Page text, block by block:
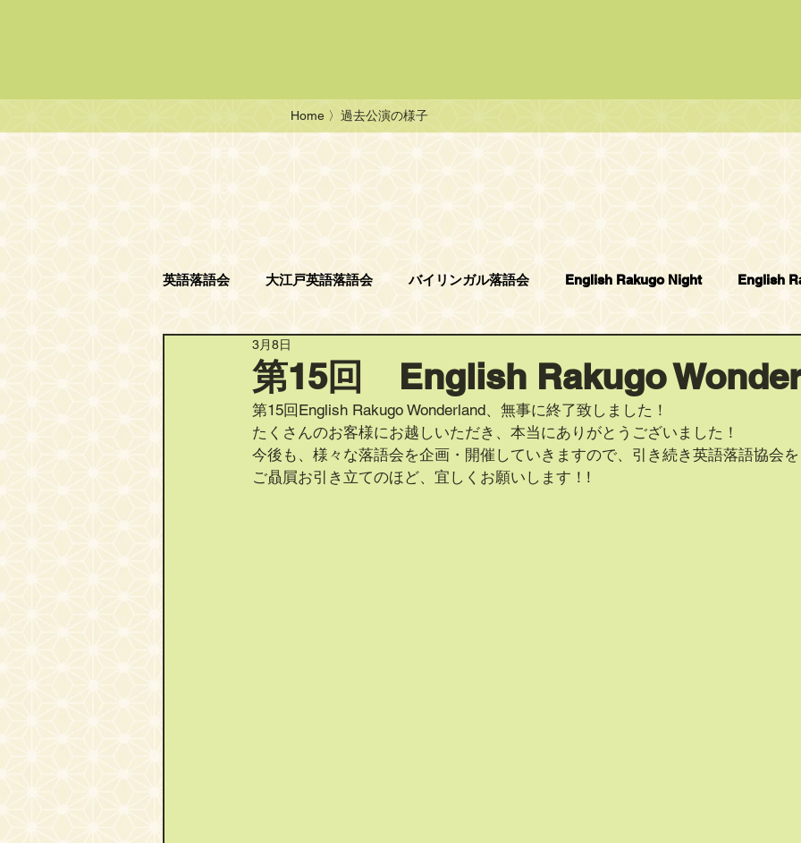
Home 〉過去公演の様子
英語落語会 大江戸英語落語会 バイリンガル落語会 English Rakugo Night English
ニコニコ英語落語会
第15回 English Rakugo
3月8日
第15回English Rakugo Wonderland、無事に終了致しました！
たくさんのお客様にお越しいただき、本当にありがとうございました！
今後も、様々な落語会を企画・開催していきますので、引き続き英語落語協会を
ご贔屓お引き立てのほど、宜しくお願いします！!